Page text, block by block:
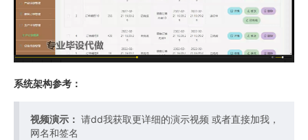
系统架构参考：
视频演示： 请dd我获取更详细的演示视频 或者直接加我，
网名和签名